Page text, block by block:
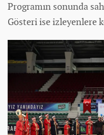
Programın sonunda
Gösteri ise izleyenlere